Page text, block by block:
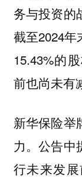
务与投资的
截至2024
15.43%的
前也尚未有
新华保险举
力。公告中
行未来发